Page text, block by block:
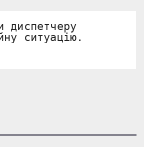
диспетчеру
ситуацію.